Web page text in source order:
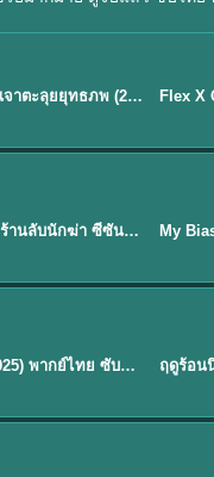
Zhan Zhao Adventures จั่นเจาตะลุยยุทธภพ (2026) พากย์ไทย ซับไทย EP.1-37 (จบ) ★8
EP.16ดูซีรี่ย์ A Shop for Killers 2 ร้านลับนักฆ่า ซีซัน 2 (2026) ซับไทย-พากย์ไทย
Silent Tides คลื่นลมลวง (2025) พากย์ไทย ซับไทย EP.1-31 ★8.8